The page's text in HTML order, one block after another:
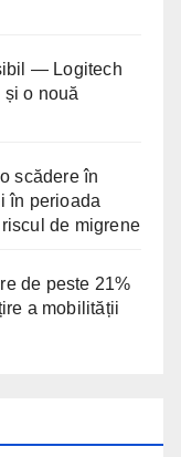
— Logitech
o nouă
scădere în
în perioada
de migrene
de peste 21%
a mobilității